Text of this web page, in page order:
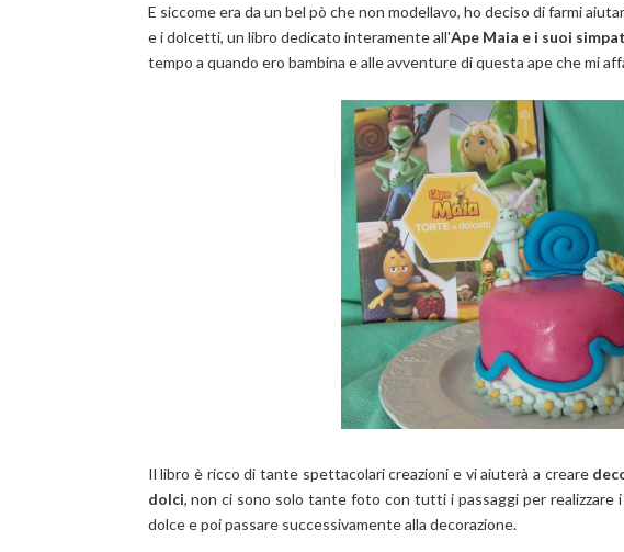
E siccome era da un bel pò che non modellavo, ho deciso di farmi
e i dolcetti, un libro dedicato interamente all'Ape Maia e i suoi
tempo a quando ero bambina e alle avventure di questa ape che mi
Il libro è ricco di tante spettacolari creazioni e vi aiuterà a creare
dolci, non ci sono solo tante foto con tutti i passaggi per realizzare
dolce e poi passare successivamente alla decorazione.